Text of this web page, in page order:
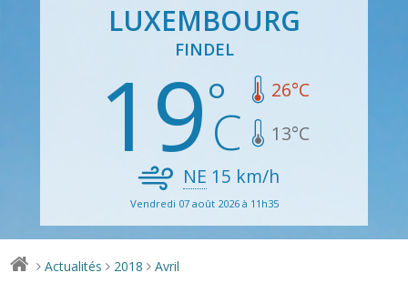
LUXEMBOURG
FINDEL
19 26°C
13°C
NE 15 km/h
Vendredi 07 août 2026 à 11h35
> Actualités > 2018 > Avril